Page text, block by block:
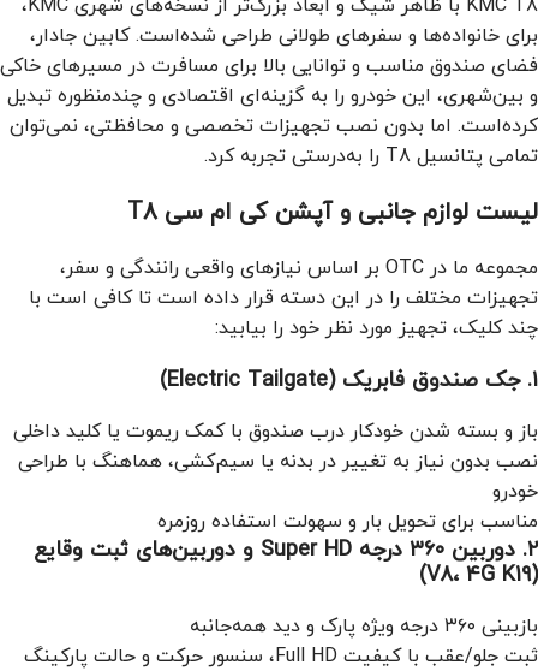
KMC T8 با ظاهر شیک و ابعاد بزرگ‌تر از نسخه‌های شهری KMC،
برای خانواده‌ها و سفرهای طولانی طراحی شده‌است. کابین جادار،
فضای صندوق مناسب و توانایی بالا برای مسافرت در مسیرهای خاکی
و بین‌شهری، این خودرو را به گزینه‌ای اقتصادی و چندمنظوره تبدیل
کرده‌است. اما بدون نصب تجهیزات تخصصی و محافظتی، نمی‌توان
تمامی پتانسیل T8 را به‌درستی تجربه کرد.
لیست لوازم جانبی و آپشن کی ام سی T8
مجموعه ما در OTC بر اساس نیازهای واقعی رانندگی و سفر،
تجهیزات مختلف را در این دسته قرار داده است تا کافی است با
چند کلیک، تجهیز مورد نظر خود را بیابید:
۱. جک صندوق فابریک (Electric Tailgate)
باز و بسته شدن خودکار درب صندوق با کمک ریموت یا کلید داخلی
نصب بدون نیاز به تغییر در بدنه یا سیم‌کشی، هماهنگ با طراحی
خودرو
مناسب برای تحویل بار و سهولت استفاده روزمره
۲. دوربین ۳۶۰ درجه Super HD و دوربین‌های ثبت وقایع
(V8، 4G K19)
بازبینی ۳۶۰ درجه ویژه پارک و دید همه‌جانبه
ثبت جلو/عقب با کیفیت Full HD، سنسور حرکت و حالت پارکینگ